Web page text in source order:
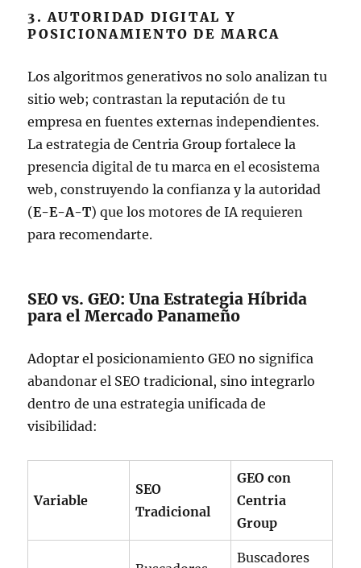
3. AUTORIDAD DIGITAL Y
POSICIONAMIENTO DE MARCA
Los algoritmos generativos no solo analizan tu
sitio web; contrastan la reputación de tu
empresa en fuentes externas independientes.
La estrategia de Centria Group fortalece la
presencia digital de tu marca en el ecosistema
web, construyendo la confianza y la autoridad
(E-E-A-T) que los motores de IA requieren
para recomendarte.
SEO vs. GEO: Una Estrategia Híbrida
para el Mercado Panameño
Adoptar el posicionamiento GEO no significa
abandonar el SEO tradicional, sino integrarlo
dentro de una estrategia unificada de
visibilidad:
Variable
SEO
Tradicional
GEO con
Centria
Group
Buscadores